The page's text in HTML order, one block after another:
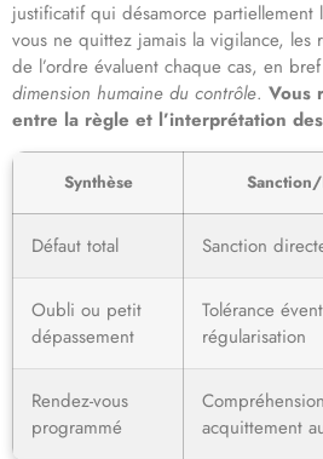
justificatif qui désamorce partiellement
vous ne quittez jamais la vigilance, les
de l’ordre évaluent chaque cas, en bref
dimension humaine du contrôle. Vous
entre la règle et l’interprétation
Synthèse
Défaut total Sanction
Oubli ou petit
dépassement
Tolérance
régularisation
Rendez-vous
programmé
acquittement